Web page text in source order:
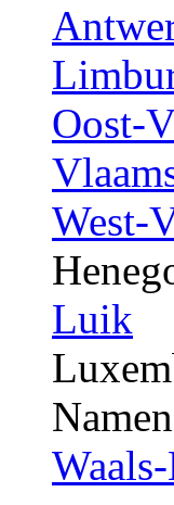
Oost-
West-
Luik
Namen